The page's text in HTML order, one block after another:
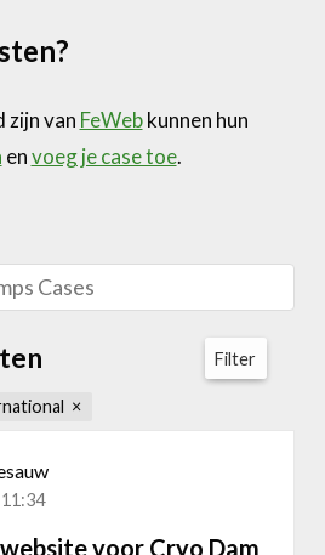
zijn van FeWebkunnen hun
envoeg je case toe.
Filter
voor Cryo Dam